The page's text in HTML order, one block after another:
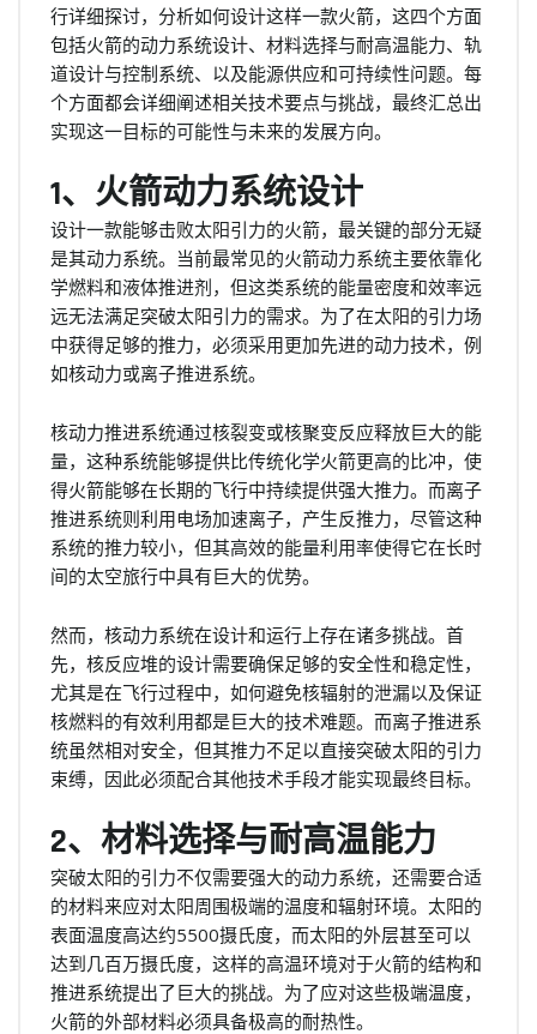
行详细探讨，分析如何设计这样一款火箭，这四个方面
包括火箭的动力系统设计、材料选择与耐高温能力、轨
道设计与控制系统、以及能源供应和可持续性问题。每
个方面都会详细阐述相关技术要点与挑战，最终汇总出
实现这一目标的可能性与未来的发展方向。
1、火箭动力系统设计
设计一款能够击败太阳引力的火箭，最关键的部分无疑
是其动力系统。当前最常见的火箭动力系统主要依靠化
学燃料和液体推进剂，但这类系统的能量密度和效率远
远无法满足突破太阳引力的需求。为了在太阳的引力场
中获得足够的推力，必须采用更加先进的动力技术，例
如核动力或离子推进系统。
核动力推进系统通过核裂变或核聚变反应释放巨大的能
量，这种系统能够提供比传统化学火箭更高的比冲，使
得火箭能够在长期的飞行中持续提供强大推力。而离子
推进系统则利用电场加速离子，产生反推力，尽管这种
系统的推力较小，但其高效的能量利用率使得它在长时
间的太空旅行中具有巨大的优势。
然而，核动力系统在设计和运行上存在诸多挑战。首
先，核反应堆的设计需要确保足够的安全性和稳定性，
尤其是在飞行过程中，如何避免核辐射的泄漏以及保证
核燃料的有效利用都是巨大的技术难题。而离子推进系
统虽然相对安全，但其推力不足以直接突破太阳的引力
束缚，因此必须配合其他技术手段才能实现最终目标。
2、材料选择与耐高温能力
突破太阳的引力不仅需要强大的动力系统，还需要合适
的材料来应对太阳周围极端的温度和辐射环境。太阳的
表面温度高达约5500摄氏度，而太阳的外层甚至可以
达到几百万摄氏度，这样的高温环境对于火箭的结构和
推进系统提出了巨大的挑战。为了应对这些极端温度，
火箭的外部材料必须具备极高的耐热性。